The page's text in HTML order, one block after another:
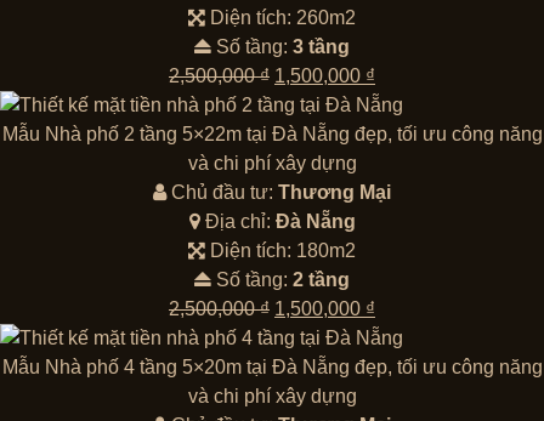
Diện tích: 260m2
Số tầng: 3 tầng
2,500,000₫ Giá
gốc
là:
2,500,000 ₫.
1,500,000 ₫
hiện
tại
1,500,000 ₫.
Mẫu Nhà phố 2 tầng 5×22m tại Đà Nẵng đẹp, tối ưu công năng
và chi phí xây dựng
Chủ đầu tư: Thương Mại
Địa chỉ: Đà Nẵng
Diện tích: 180m2
Số tầng: 2 tầng
2,500,000₫ Giá
gốc
là:
2,500,000 ₫.
1,500,000 ₫
hiện
tại
Mẫu Nhà phố 4 tầng 5×20m tại Đà Nẵng đẹp, tối ưu công năng
và chi phí xây dựng